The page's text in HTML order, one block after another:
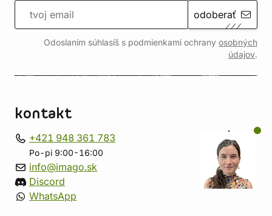
odoberať
Odoslaním súhlasíš s podmienkami ochrany osobných
údajov.
kontakt
+421 948 361 783
Po-pi 9:00-16:00
info@imago.sk
Discord
WhatsApp